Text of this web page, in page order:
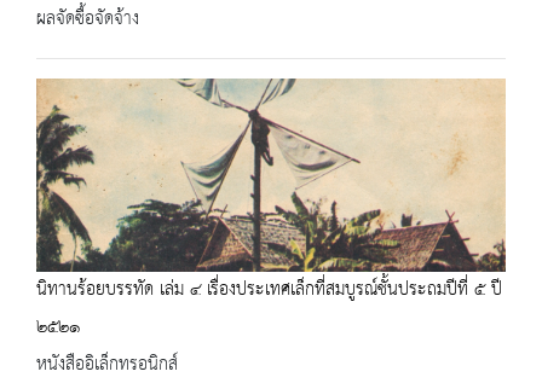
ผลจัดซื้อจัดจ้าง
นิทานร้อยบรรทัด เล่ม ๔ เรื่องประเทศเล็กที่สมบูรณ์ชั้นประถมปีที่ ๕ ปี
๒๕๒๑
หนังสืออิเล็กทรอนิกส์